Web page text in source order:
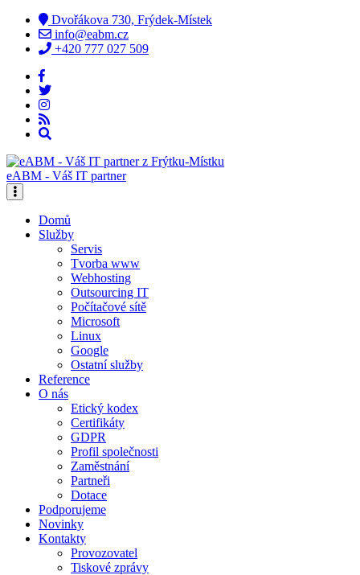
Dvořákova 730, Frýdek-Místek
info@eabm.cz
+420 777 027 509
eABM - Váš IT partner
Domů
Služby
Servis
Tvorba www
Webhosting
Outsourcing IT
Počítačové sítě
Microsoft
Linux
Google
Ostatní služby
Reference
O nás
Etický kodex
Certifikáty
GDPR
Profil společnosti
Zaměstnání
Partneři
Dotace
Podporujeme
Novinky
Kontakty
Provozovatel
Tiskové zprávy